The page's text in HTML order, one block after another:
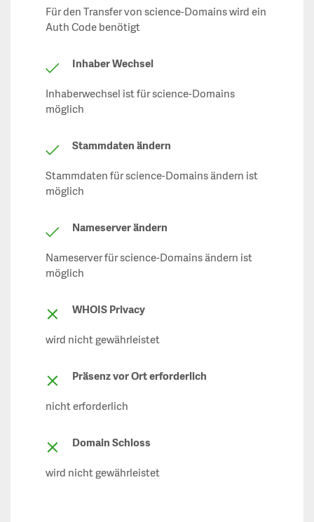
Für den Transfer von science-Domains wird ein
Auth Code benötigt
Inhaber Wechsel
Inhaberwechsel ist für science-Domains
möglich
Stammdaten ändern
Stammdaten für science-Domains ändern ist
möglich
Nameserver ändern
Nameserver für science-Domains ändern ist
möglich
WHOIS Privacy
wird nicht gewährleistet
Präsenz vor Ort erforderlich
nicht erforderlich
Domain Schloss
wird nicht gewährleistet